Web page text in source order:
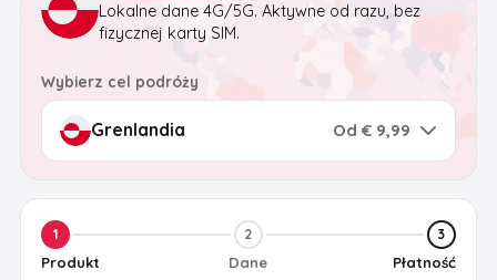
Lokalne dane 4G/5G. Aktywne od razu, bez
fizycznej karty SIM.
Wybierz cel podróży
Od € 9,99
1
Produkt
2
Dane
3
Płatność